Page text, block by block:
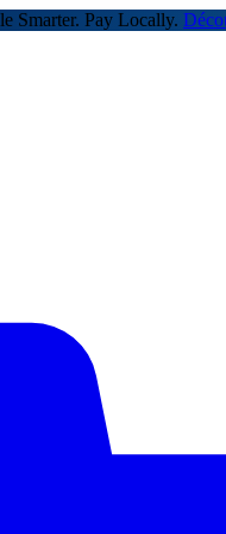
Smarter. Pay Locally.